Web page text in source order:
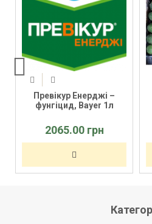
Превікур Енерджі –
фунгіцид, Bayer 1л
2065.00 грн